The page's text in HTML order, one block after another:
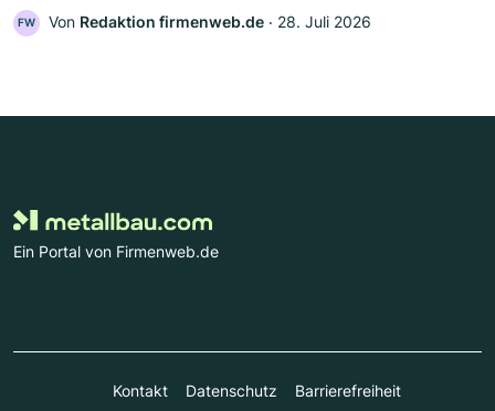
FW Von Redaktion firmenweb.de ‧ 28. Juli 2026
Ein Portal von Firmenweb.de
Kontakt Datenschutz Barrierefreiheit